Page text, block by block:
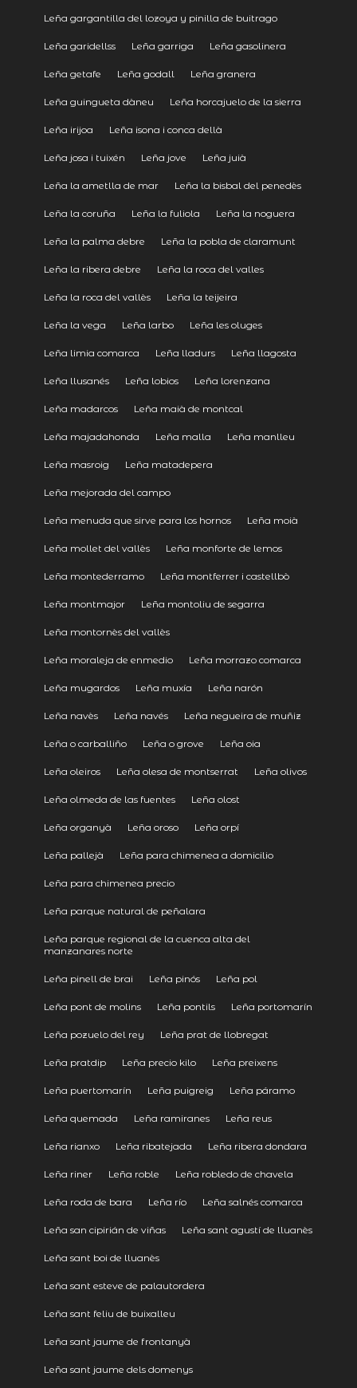
Leña gargantilla del lozoya y pinilla de buitrago
Leña garidellss Leña garriga Leña gasolinera
Leña getafe Leña godall Leña granera
Leña guingueta dàneu Leña horcajuelo de la sierra
Leña irijoa Leña isona i conca dellà
Leña josa i tuixén Leña jove Leña juià
Leña la ametlla de mar Leña la bisbal del penedès
Leña la coruña Leña la fuliola Leña la noguera
Leña la palma debre Leña la pobla de claramunt
Leña la ribera debre Leña la roca del valles
Leña la roca del vallès Leña la teijeira
Leña la vega Leña larbo Leña les oluges
Leña limia comarca Leña lladurs Leña llagosta
Leña llusanés Leña lobios Leña lorenzana
Leña madarcos Leña maià de montcal
Leña majadahonda Leña malla Leña manlleu
Leña masroig Leña matadepera
Leña mejorada del campo
Leña menuda que sirve para los hornos Leña moià
Leña mollet del vallès Leña monforte de lemos
Leña montederramo Leña montferrer i castellbò
Leña montmajor Leña montoliu de segarra
Leña montornès del vallès
Leña moraleja de enmedio Leña morrazo comarca
Leña mugardos Leña muxía Leña narón
Leña navès Leña navés Leña negueira de muñiz
Leña o carballiño Leña o grove Leña oia
Leña oleiros Leña olesa de montserrat Leña olivos
Leña olmeda de las fuentes Leña olost
Leña organyà Leña oroso Leña orpí
Leña pallejà Leña para chimenea a domicilio
Leña para chimenea precio
Leña parque natural de peñalara
Leña parque regional de la cuenca alta del
manzanares norte
Leña pinell de brai Leña pinós Leña pol
Leña pont de molins Leña pontils Leña portomarín
Leña pozuelo del rey Leña prat de llobregat
Leña pratdip Leña precio kilo Leña preixens
Leña puertomarín Leña puigreig Leña páramo
Leña quemada Leña ramiranes Leña reus
Leña rianxo Leña ribatejada Leña ribera dondara
Leña riner Leña roble Leña robledo de chavela
Leña roda de bara Leña río Leña salnés comarca
Leña san cipirián de viñas Leña sant agustí de lluanès
Leña sant boi de lluanès
Leña sant esteve de palautordera
Leña sant feliu de buixalleu
Leña sant jaume de frontanyà
Leña sant jaume dels domenys